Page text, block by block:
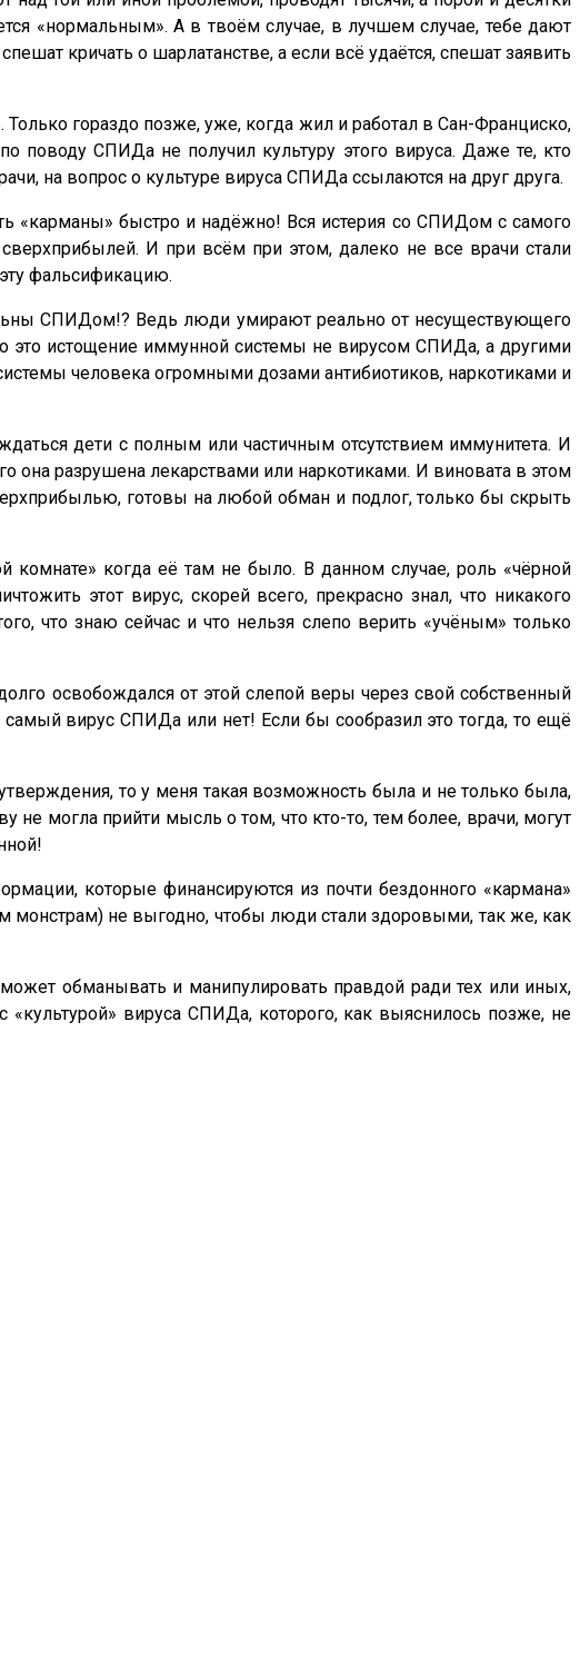
«нормальным». А в твоём случае, в лучшем случае, тебе дают
кричать о шарлатанстве, а если всё удаётся, спешат заявить
гораздо позже, уже, когда жил и работал в Сан-Франциско,
поводу СПИДа не получил культуру этого вируса. Даже те, кто
на вопрос о культуре вируса СПИДа ссылаются на друг друга.
«карманы» быстро и надёжно! Вся истерия со СПИДом с самого
И при всём при этом, далеко не все врачи стали
фальсификацию.
СПИДом!? Ведь люди умирают реально от несуществующего
истощение иммунной системы не вирусом СПИДа, а другими
человека огромными дозами антибиотиков, наркотиками и
дети с полным или частичным отсутствием иммунитета. И
она разрушена лекарствами или наркотиками. И виновата в этом
готовы на любой обман и подлог, только бы скрыть
комнате» когда её там не было. В данном случае, роль «чёрной
этот вирус, скорей всего, прекрасно знал, что никакого
что знаю сейчас и что нельзя слепо верить «учёным» только
освобождался от этой слепой веры через свой собственный
вирус СПИДа или нет! Если бы сообразил это тогда, то ещё
то у меня такая возможность была и не только была,
могла прийти мысль о том, что кто-то, тем более, врачи, могут
которые финансируются из почти бездонного «кармана»
монстрам) не выгодно, чтобы люди стали здоровыми, так же, как
обманывать и манипулировать правдой ради тех или иных,
«культурой» вируса СПИДа, которого, как выяснилось позже, не